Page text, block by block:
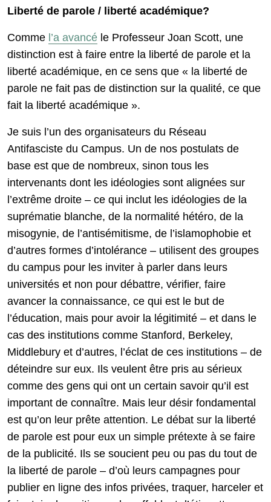
Liberté de parole / liberté académique?
Comme l’a avancé le Professeur Joan Scott, une
distinction est à faire entre la liberté de parole et la
liberté académique, en ce sens que « la liberté de
parole ne fait pas de distinction sur la qualité, ce que
fait la liberté académique ».
Je suis l’un des organisateurs du Réseau
Antifasciste du Campus. Un de nos postulats de
base est que de nombreux, sinon tous les
intervenants dont les idéologies sont alignées sur
l’extrême droite – ce qui inclut les idéologies de la
suprématie blanche, de la normalité hétéro, de la
misogynie, de l’antisémitisme, de l’islamophobie et
d’autres formes d’intolérance – utilisent des groupes
du campus pour les inviter à parler dans leurs
universités et non pour débattre, vérifier, faire
avancer la connaissance, ce qui est le but de
l’éducation, mais pour avoir la légitimité – et dans le
cas des institutions comme Stanford, Berkeley,
Middlebury et d’autres, l’éclat de ces institutions – de
déteindre sur eux. Ils veulent être pris au sérieux
comme des gens qui ont un certain savoir qu’il est
important de connaître. Mais leur désir fondamental
est qu’on leur prête attention. Le débat sur la liberté
de parole est pour eux un simple prétexte à se faire
de la publicité. Ils se soucient peu ou pas du tout de
la liberté de parole – d’où leurs campagnes pour
publier en ligne des infos privées, traquer, harceler et